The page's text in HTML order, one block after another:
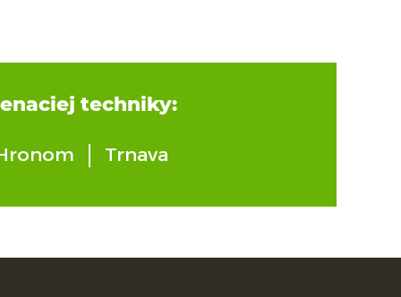
techniky:
Trnava